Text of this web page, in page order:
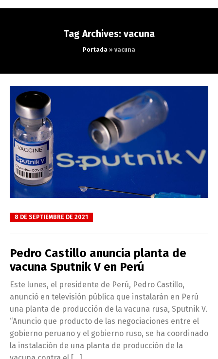
Tag Archives: vacuna
Portada » vacuna
8 DE SEPTIEMBRE DE 2021
Pedro Castillo anuncia planta de
vacuna Sputnik V en Perú
Este lunes, el presidente de Perú, Pedro Castillo,
anunció en televisión pública que instalarán en Perú
una planta de producción de la vacuna rusa, Sputnik V.
“Anuncio que producto de las negociaciones entre el
gobierno peruano y el gobierno ruso, se ha coordinado
la instalación de una planta de producción de la